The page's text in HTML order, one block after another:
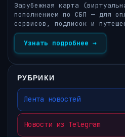
Зарубежная карта
пополнением по СБП — для
сервисов, подписок и
Узнать подробнее →
РУБРИКИ
Лента новостей
Новости из Telegram